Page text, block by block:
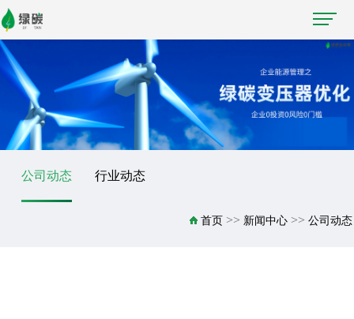
公司动态 行业动态
首页>> 新闻中心>> 公司动态